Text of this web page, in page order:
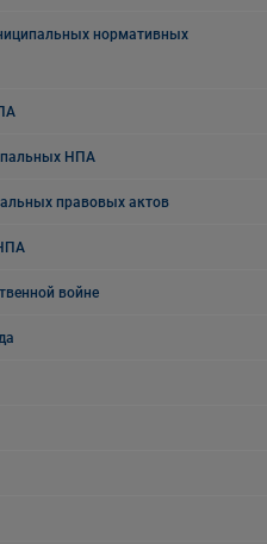
нормативных
НПА
правовых актов
войне